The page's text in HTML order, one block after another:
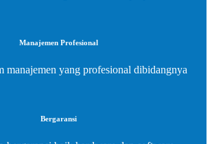
Manajemen Profesional
manajemen yang profesional dibidangnya
Bergaransi